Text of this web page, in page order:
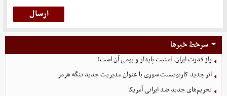
سرخط خبرها
راز قدرت ایران، امنیت پایدار و بومی آن است!
اثر جدید کارتونیست سوری با عنوان مدیریت جدید تنگه هرمز
تحریم‌های جدید ضد ایرانی آمریکا